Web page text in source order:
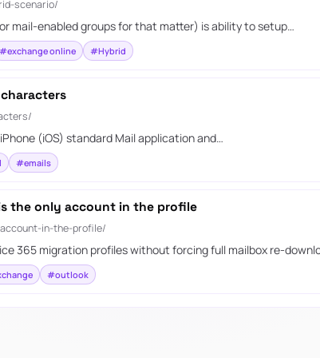
scenario/
mail-enabled groups for that matter) is ability to setup…
#exchange online #Hybrid
(iOS) standard Mail application and…
#emails
the only account in the profile
in-the-profile/
365 migration profiles without forcing full mailbox re-
#outlook